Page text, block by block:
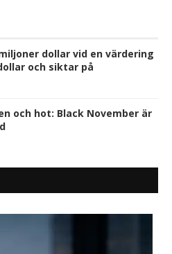
dollar vid en värdering
och siktar på
och hot: Black November är